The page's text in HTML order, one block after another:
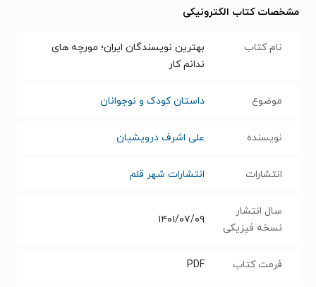
مشخصات کتاب الکترونیکی
نام کتاب
بهترین نویسندگان ایران؛ مورچه های
ندانم کار
موضوع داستان کودک و نوجوانان
نویسنده علی اشرف درویشیان
انتشارات انتشارات شهر قلم
سال انتشار
نسخه فیزیکی
۱۴۰۱/۰۷/۰۹
فرمت کتاب PDF